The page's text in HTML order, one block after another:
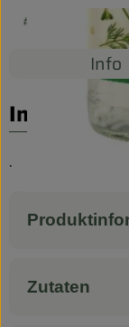
Firmenkunden
#43003 3,59 €
Info
Info
.
Zutaten